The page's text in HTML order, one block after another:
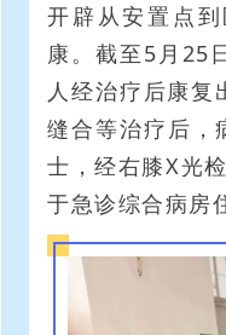
开辟从安置点
康。截至5月25
人经治疗后康复
缝合等治疗后，
士，经右膝X光
于急诊综合病房